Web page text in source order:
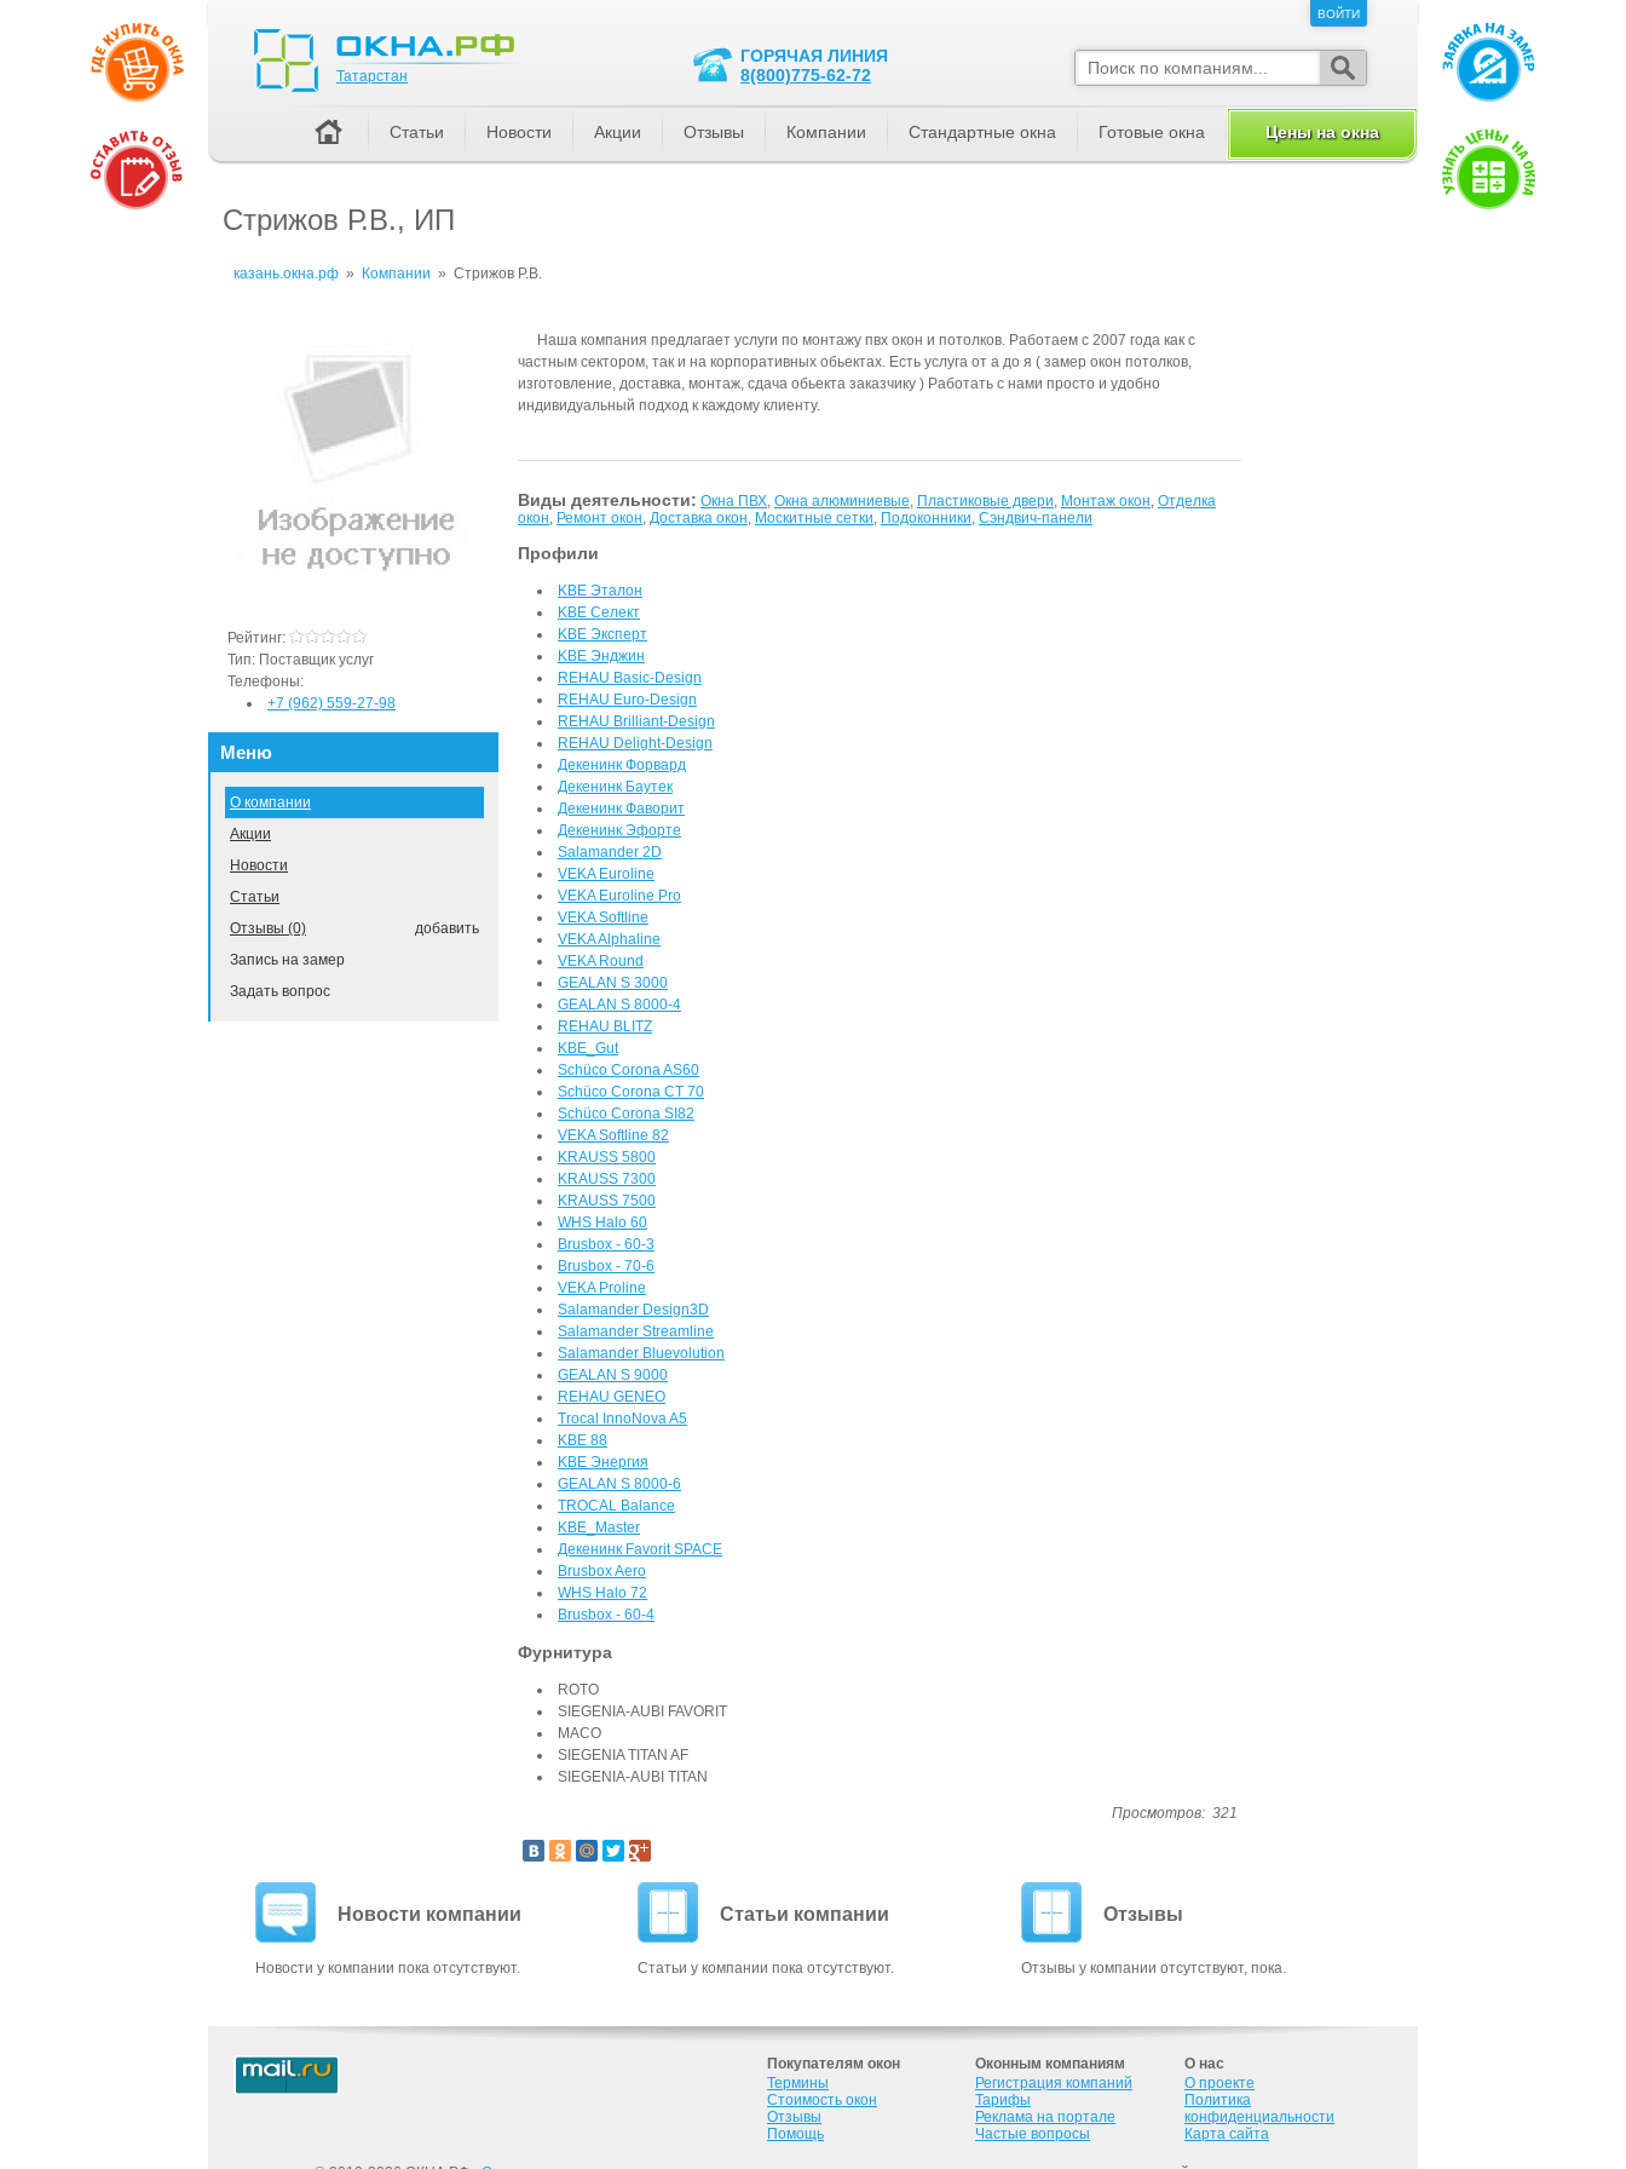
Стрижов Р.В., ИП
казань.окна.рф » Компании » Стрижов Р.В.
Наша компания предлагает услуги по монтажу пвх окон и потолков. Работаем с 2007 года как с
частным сектором, так и на корпоративных обьектах. Есть услуга от а до я ( замер окон потолков,
изготовление, доставка, монтаж, сдача обьекта заказчику ) Работать с нами просто и удобно
индивидуальный подход к каждому клиенту.
Виды деятельности: Окна ПВХ, Окна алюминиевые, Пластиковые двери, Монтаж окон, Отделка
окон, Ремонт окон, Доставка окон, Москитные сетки, Подоконники, Сэндвич-панели
Профили
KBE Эталон
KBE Селект
KBE Эксперт
KBE Энджин
REHAU Basic-Design
REHAU Euro-Design
REHAU Brilliant-Design
REHAU Delight-Design
Декенинк Форвард
Декенинк Баутек
Декенинк Фаворит
Декенинк Эфорте
Salamander 2D
VEKA Euroline
VEKA Euroline Pro
VEKA Softline
VEKA Alphaline
VEKA Round
GEALAN S 3000
GEALAN S 8000-4
REHAU BLITZ
KBE_Gut
Sсhüco Corona AS60
Sсhüco Corona CT 70
Sсhüco Corona SI82
VEKA Softline 82
KRAUSS 5800
KRAUSS 7300
KRAUSS 7500
WHS Halo 60
Brusbox - 60-3
Brusbox - 70-6
VEKA Proline
Salamander Design3D
Salamander Streamline
Salamander Bluevolution
GEALAN S 9000
REHAU GENEO
Trocal InnoNova A5
KBE 88
KBE Энергия
GEALAN S 8000-6
TROCAL Balance
KBE_Master
Декенинк Favorit SPACE
Brusbox Aero
WHS Halo 72
Brusbox - 60-4
Фурнитура
ROTO
SIEGENIA-AUBI FAVORIT
MACO
SIEGENIA TITAN AF
SIEGENIA-AUBI TITAN
Просмотров: 321
Рейтинг:
Тип: Поставщик услуг
Телефоны:
+7 (962) 559-27-98
Меню
О компании
Акции
Новости
Статьи
добавить
Отзывы (0)
Запись на замер
Задать вопрос
Новости компании
Новости у компании пока отсутствуют.
Статьи компании
Статьи у компании пока отсутствуют.
Отзывы
Отзывы у компании отсутствуют, пока.
ВОЙТИ
Татарстан
ГОРЯЧАЯ ЛИНИЯ
8(800)775-62-72
Статьи Новости Акции Отзывы Компании Стандартные окна Готовые окна Цены на окна
ВОЙТИ
Покупателям окон Оконным компаниям
О нас
Термины
Стоимость окон
Отзывы
Помощь
Регистрация компаний
Тарифы
Реклама на портале
Частые вопросы
О проекте
Политика
конфиденциальности
Карта сайта